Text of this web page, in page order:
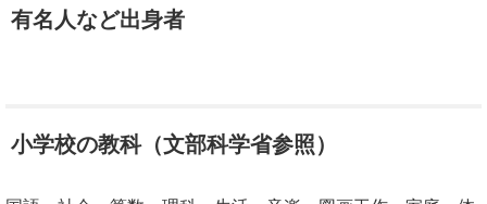
有名人など出身者
小学校の教科（文部科学省参照）